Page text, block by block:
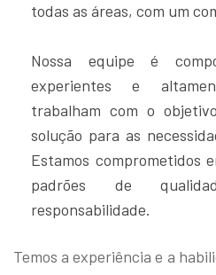
todas as áreas, com um
Nossa equipe é
experientes e
trabalham com o
solução para as
Estamos comprometidos
padrões de
responsabilidade.
Temos a experiência e a